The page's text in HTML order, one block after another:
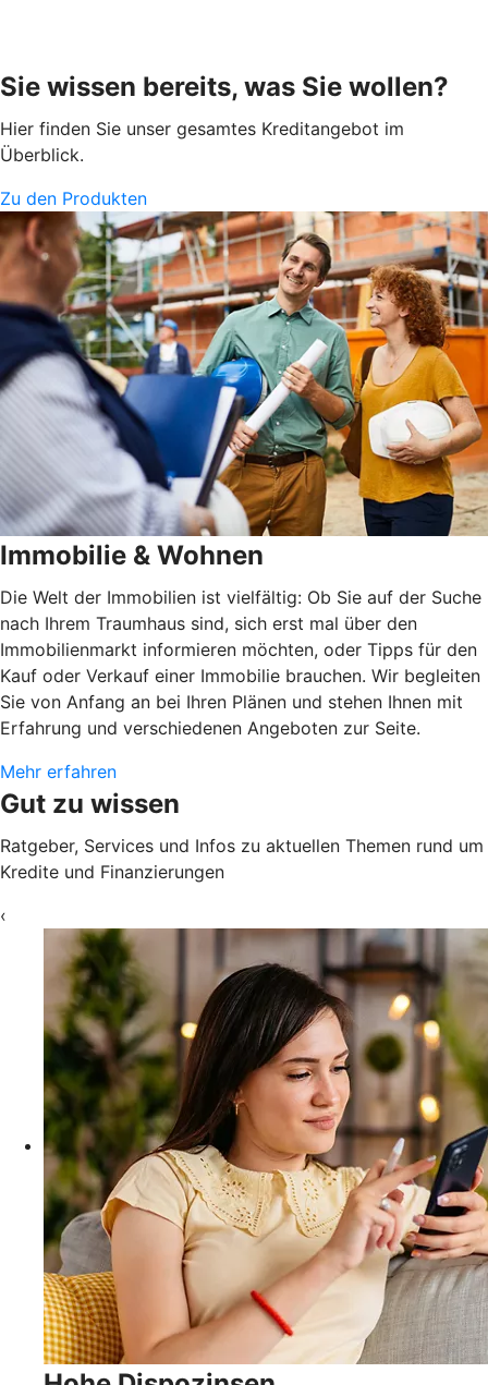
Sie wissen bereits, was Sie wollen?
Hier finden Sie unser gesamtes Kreditangebot im
Überblick.
Zu den Produkten
Immobilie & Wohnen
Die Welt der Immobilien ist vielfältig: Ob Sie auf der Suche
nach Ihrem Traumhaus sind, sich erst mal über den
Immobilienmarkt informieren möchten, oder Tipps für den
Kauf oder Verkauf einer Immobilie brauchen. Wir begleiten
Sie von Anfang an bei Ihren Plänen und stehen Ihnen mit
Erfahrung und verschiedenen Angeboten zur Seite.
Mehr erfahren
Gut zu wissen
Ratgeber, Services und Infos zu aktuellen Themen rund um
Kredite und Finanzierungen
‹